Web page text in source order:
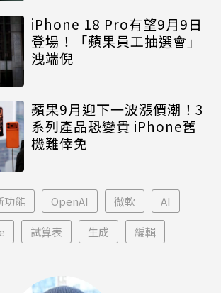
iPhone 18 Pro有望9月9日
登場！「蘋果員工抽選會」
洩端倪
蘋果9月迎下一波漲價潮！3
系列產品恐變貴 iPhone舊
機難倖免
功能 OpenAI 微軟 AI
試算表 生成 編輯